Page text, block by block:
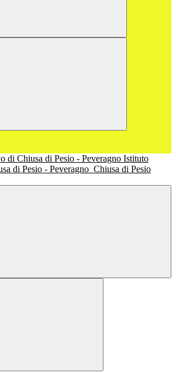
Istituto
di Pesio - Peveragno Chiusa di Pesio